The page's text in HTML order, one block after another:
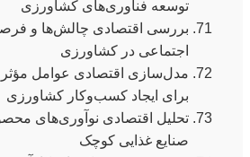
توسعه فناوری‌های کشاورزی
بررسی اقتصادی چالش‌ها و
اجتماعی در کشاورزی
مدل‌سازی اقتصادی عوامل
برای ایجاد کسب‌وکار کشاورزی
تحلیل اقتصادی نوآوری‌های
صنایع غذایی کوچک